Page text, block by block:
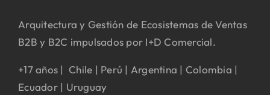
Arquitectura y Gestión de Ecosistemas de Ventas
B2B y B2C impulsados por I+D Comercial.
+17 años | Chile | Perú | Argentina | Colombia |
Ecuador | Uruguay